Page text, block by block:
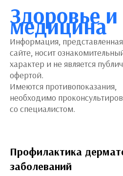
Здоровье и
медицина
Информация,
сайте, носит
характер и не является
офертой.
Имеются противопоказания,
необходимо
со специалистом.
Профилактика
заболеваний